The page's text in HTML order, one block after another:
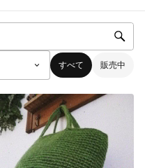
すべて 販売中